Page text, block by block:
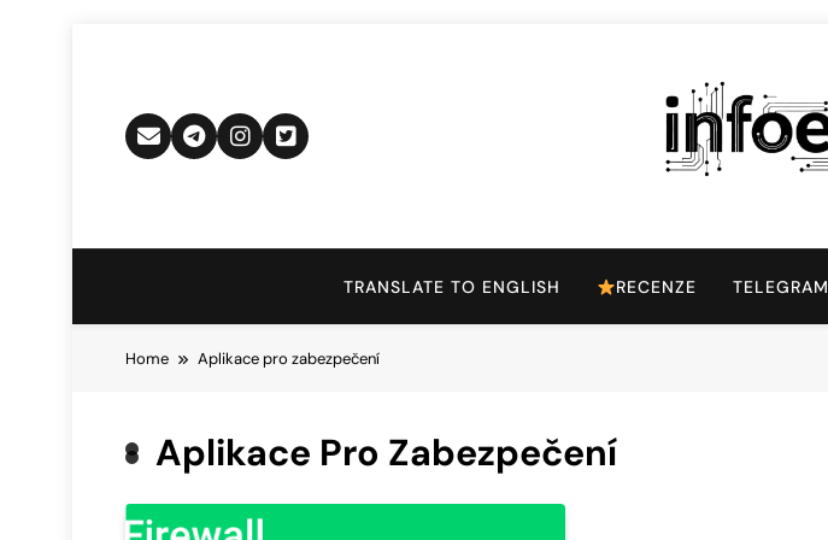
Infoek.cz
TRANSLATE TO ENGLISH RECENZE TELEGRAM
Home Aplikace pro zabezpečení
Aplikace Pro Zabezpečení